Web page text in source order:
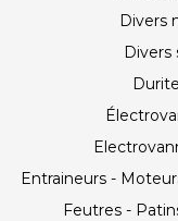
Divers
Divers
Entraineurs -
Feutres -